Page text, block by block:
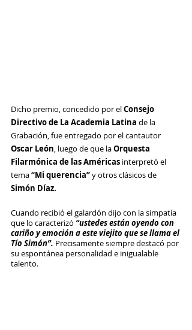
Dicho premio, concedido por el Consejo
Directivo de La Academia Latina de la
Grabación, fue entregado por el cantautor
Oscar León, luego de que la Orquesta
Filarmónica de las Américas interpretó el
tema “Mi querencia” y otros clásicos de
Simón Díaz.
Cuando recibió el galardón dijo con la simpatía
que lo caracterizó “ustedes están oyendo con
cariño y emoción a este viejito que se llama el
Tío Simón”. Precisamente siempre destacó por
su espontánea personalidad e inigualable
talento.